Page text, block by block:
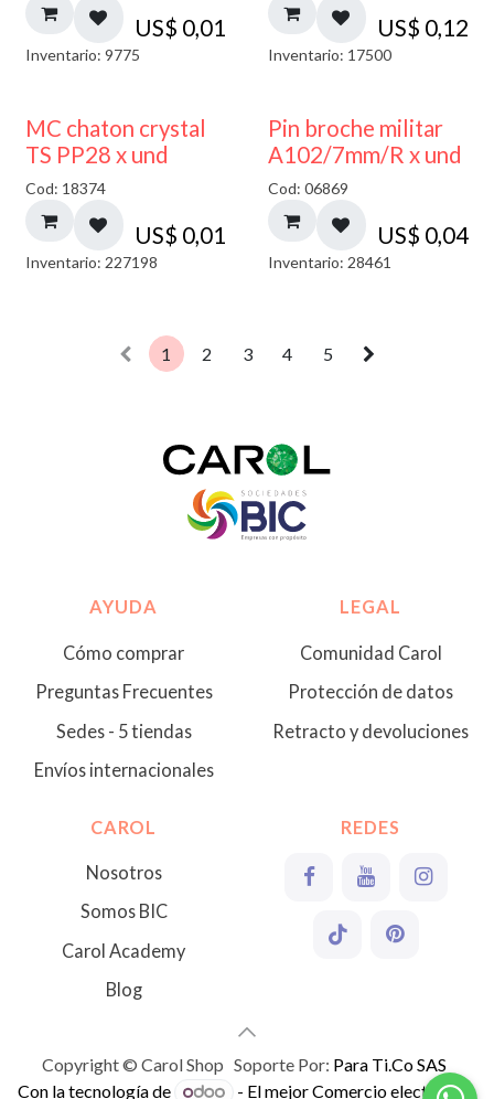
US$ 0,01
Inventario: 9775
US$ 0,12
Inventario: 17500
MC chaton crystal
TS PP28 x und
Cod: 18374
US$ 0,01
Inventario: 227198
Pin broche militar
A102/7mm/R x und
Cod: 06869
US$ 0,04
Inventario: 28461
1 2 3 4 5
AYUDA
Cómo comprar
Preguntas Frecuentes
Sedes - 5 tiendas
Envíos internacionales
LEGAL
Comunidad Carol
Protección de datos
Retracto y devoluciones
CAROL
Nosotros
Somos BIC
Carol Academy
Blog
REDES
Copyright © Carol Shop Soporte Por: Para Ti.Co SAS
Con la tecnología de
- El mejorComercio electrónico